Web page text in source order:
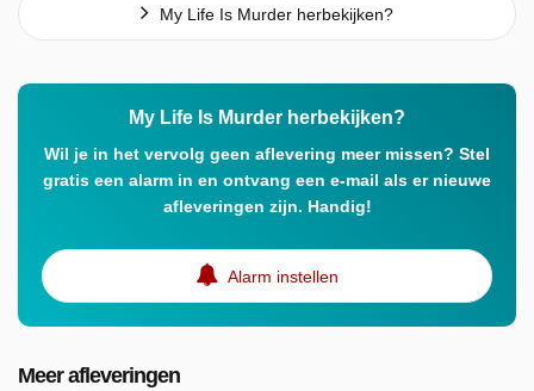
My Life Is Murder herbekijken?
My Life Is Murder herbekijken?
Wil je in het vervolg geen aflevering meer missen? Stel
gratis een alarm in en ontvang een e-mail als er nieuwe
afleveringen zijn. Handig!
Alarm instellen
Meer afleveringen